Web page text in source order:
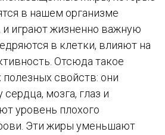
в нашем организме
и играют жизненно важную
в клетки, влияют на
Отсюда такое
полезных свойств: они
мозга, глаз и
уровень плохого
Эти жиры уменьшают